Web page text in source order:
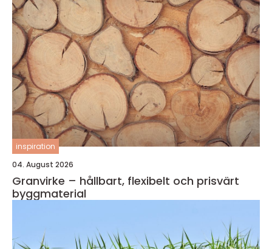
inspiration
04. August 2026
Granvirke – hållbart, flexibelt och prisvärt
byggmaterial